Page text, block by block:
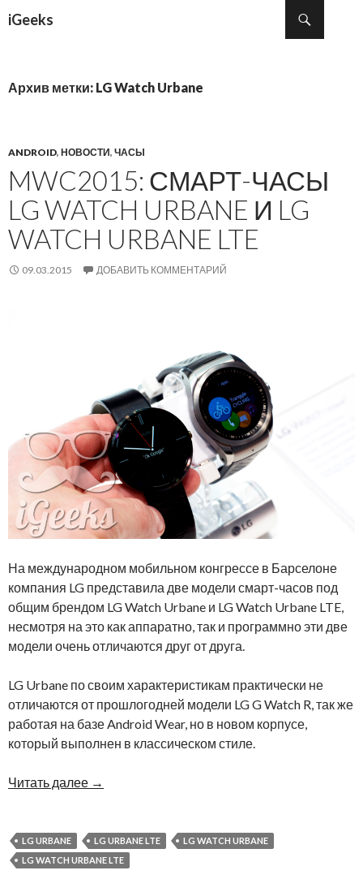
iGeeks
Архив метки: LG Watch Urbane
ANDROID, НОВОСТИ, ЧАСЫ
MWC2015: СМАРТ-ЧАСЫ
LG WATCH URBANE И LG
WATCH URBANE LTE
09.03.2015 ДОБАВИТЬ КОММЕНТАРИЙ
На международном мобильном конгрессе в Барселоне
компания LG представила две модели смарт-часов под
общим брендом LG Watch Urbane и LG Watch Urbane LTE,
несмотря на это как аппаратно, так и программно эти две
модели очень отличаются друг от друга.
LG Urbane по своим характеристикам практически не
отличаются от прошлогодней модели LG G Watch R, так же
работая на базе Android Wear, но в новом корпусе,
который выполнен в классическом стиле.
Читать далее →
LG URBANE LG URBANE LTE
LG WATCH URBANE
LG WATCH URBANE LTE